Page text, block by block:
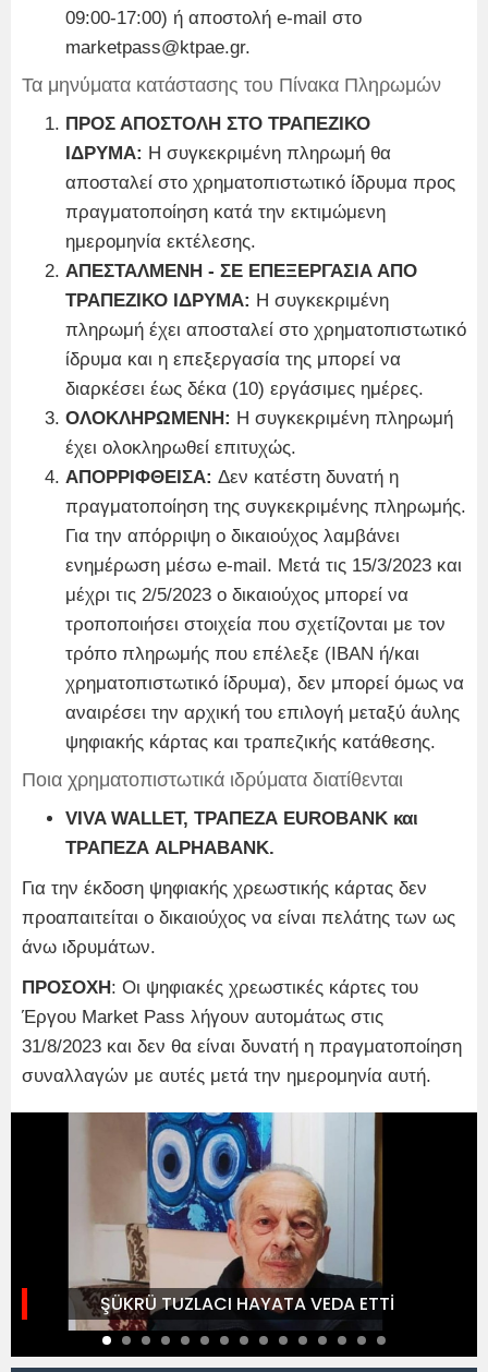
09:00-17:00) ή αποστολή e-mail στο
marketpass@ktpae.gr.
Τα μηνύματα κατάστασης του Πίνακα Πληρωμών
ΠΡΟΣ ΑΠΟΣΤΟΛΗ ΣΤΟ ΤΡΑΠΕΖΙΚΟ
ΙΔΡΥΜΑ: Η συγκεκριμένη πληρωμή θα
αποσταλεί στο χρηματοπιστωτικό ίδρυμα προς
πραγματοποίηση κατά την εκτιμώμενη
ημερομηνία εκτέλεσης.
ΑΠΕΣΤΑΛΜΕΝΗ - ΣΕ ΕΠΕΞΕΡΓΑΣΙΑ ΑΠΟ
ΤΡΑΠΕΖΙΚΟ ΙΔΡΥΜΑ: Η συγκεκριμένη
πληρωμή έχει αποσταλεί στο χρηματοπιστωτικό
ίδρυμα και η επεξεργασία της μπορεί να
διαρκέσει έως δέκα (10) εργάσιμες ημέρες.
ΟΛΟΚΛΗΡΩΜΕΝΗ: Η συγκεκριμένη πληρωμή
έχει ολοκληρωθεί επιτυχώς.
ΑΠΟΡΡΙΦΘΕΙΣΑ: Δεν κατέστη δυνατή η
πραγματοποίηση της συγκεκριμένης πληρωμής.
Για την απόρριψη ο δικαιούχος λαμβάνει
ενημέρωση μέσω e-mail. Μετά τις 15/3/2023 και
μέχρι τις 2/5/2023 ο δικαιούχος μπορεί να
τροποποιήσει στοιχεία που σχετίζονται με τον
τρόπο πληρωμής που επέλεξε (ΙΒΑΝ ή/και
χρηματοπιστωτικό ίδρυμα), δεν μπορεί όμως να
αναιρέσει την αρχική του επιλογή μεταξύ άυλης
ψηφιακής κάρτας και τραπεζικής κατάθεσης.
Ποια χρηματοπιστωτικά ιδρύματα διατίθενται
VIVA WALLET, ΤΡΑΠΕΖΑ EUROBANK και
ΤΡΑΠΕΖΑ ALPHABANK.
Για την έκδοση ψηφιακής χρεωστικής κάρτας δεν
προαπαιτείται ο δικαιούχος να είναι πελάτης των ως
άνω ιδρυμάτων.
ΠΡΟΣΟΧΗ: Οι ψηφιακές χρεωστικές κάρτες του
Έργου Market Pass λήγουν αυτομάτως στις
31/8/2023 και δεν θα είναι δυνατή η πραγματοποίηση
συναλλαγών με αυτές μετά την ημερομηνία αυτή.
ŞÜKRÜ TUZLACI HAYATA VEDA ETTİ